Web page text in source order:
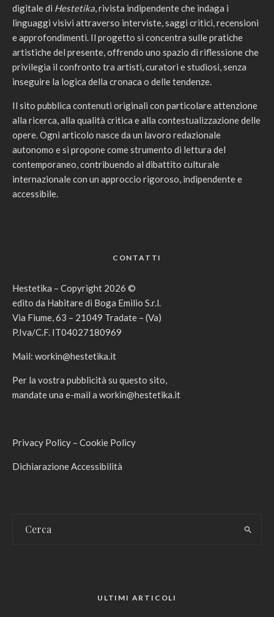
digitale di Hestetika, rivista indipendente che indaga i
linguaggi visivi attraverso interviste, saggi critici, recensioni
e approfondimenti. Il progetto si concentra sulle pratiche
artistiche del presente, offrendo uno spazio di riflessione che
privilegia il confronto tra artisti, curatori e studiosi, senza
inseguire la logica della cronaca o delle tendenze.
Il sito pubblica contenuti originali con particolare attenzione
alla ricerca, alla qualità critica e alla contestualizzazione delle
opere. Ogni articolo nasce da un lavoro redazionale
autonomo e si propone come strumento di lettura del
contemporaneo, contribuendo al dibattito culturale
internazionale con un approccio rigoroso, indipendente e
accessibile.
CONTATTI
Hestetika – Copyright 2026 ©
edito da Habitare di Boga Emilio S.r.l.
Via Fiume, 63 – 21049 Tradate – (Va)
P.Iva/C.F. IT04027180969
Mail: workin@hestetika.it
Per la vostra pubblicità su questo sito,
mandate una e-mail a workin@hestetika.it
Privacy Policy – Cookie Policy
Dichiarazione Accessibilità
ULTIMI ARTICOLI